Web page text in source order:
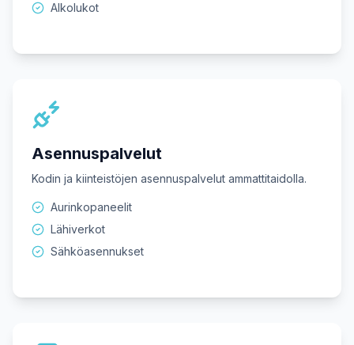
Alkolukot
Asennuspalvelut
Kodin ja kiinteistöjen asennuspalvelut ammattitaidolla.
Aurinkopaneelit
Lähiverkot
Sähköasennukset